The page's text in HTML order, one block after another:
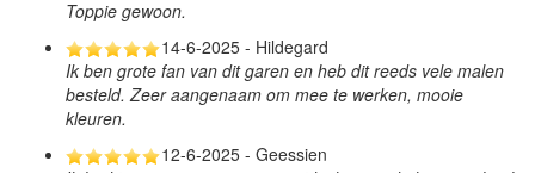
Toppie gewoon.
14-6-2025 - Hildegard
Ik ben grote fan van dit garen en heb dit reeds vele malen
besteld. Zeer aangenaam om mee te werken, mooie
kleuren.
12-6-2025 - Geessien